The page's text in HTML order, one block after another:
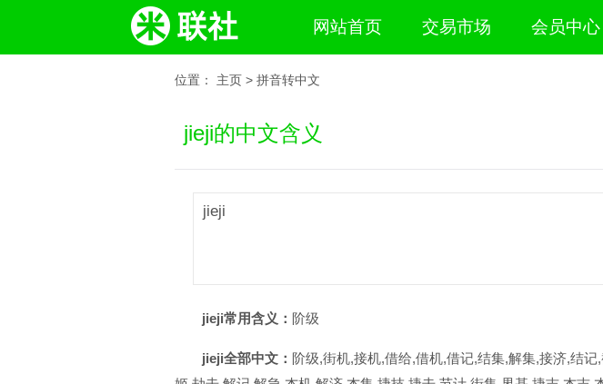
网站首页 交易市场 会员中心
位置： 主页 > 拼音转中文
jieji的中文含义
jieji
jieji常用含义： 阶级
jieji全部中文： 阶级,街机,接机,借给,借机,借记,结集,解集,接济,结